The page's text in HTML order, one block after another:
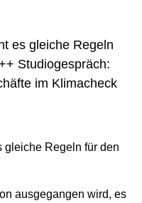
es gleiche Regeln
Studiogespräch:
im Klimacheck
gleiche Regeln für den
ausgegangen wird, es